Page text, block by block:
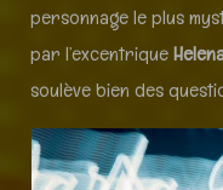
personnage le plus
par l’excentrique
soulève bien des